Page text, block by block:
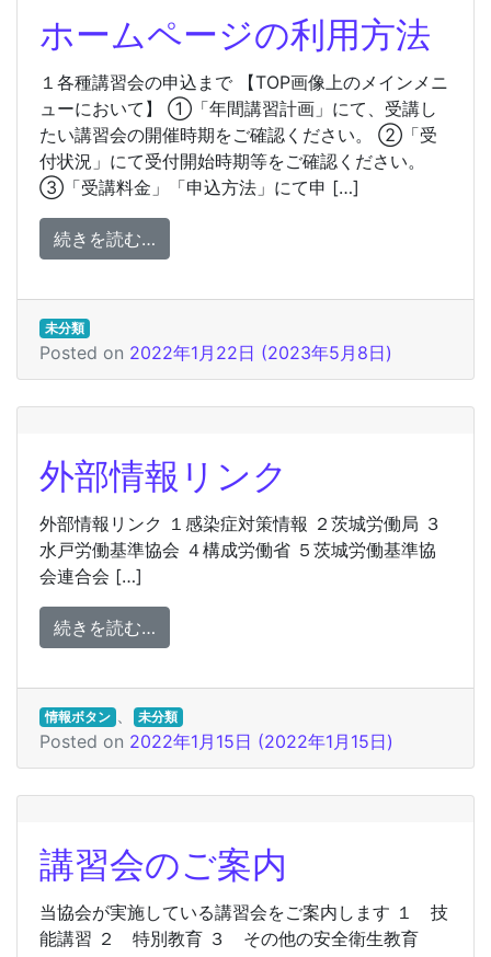
ホームページの利用方法
１各種講習会の申込まで 【TOP画像上のメインメニ
ューにおいて】 ①「年間講習計画」にて、受講し
たい講習会の開催時期をご確認ください。 ②「受
付状況」にて受付開始時期等をご確認ください。
③「受講料金」「申込方法」にて申 […]
続きを読む…
未分類
Posted on 2022年1月22日 (2023年5月8日)
外部情報リンク
外部情報リンク １感染症対策情報 ２茨城労働局 ３
水戸労働基準協会 ４構成労働省 ５茨城労働基準協
会連合会 […]
続きを読む…
情報ボタン 、 未分類
Posted on 2022年1月15日 (2022年1月15日)
講習会のご案内
当協会が実施している講習会をご案内します １ 技
能講習 ２ 特別教育 ３ その他の安全衛生教育